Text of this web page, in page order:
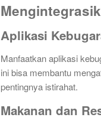
Aplikasi
Manfaatkan aplikasi
ini bisa membantu
pentingnya istirahat.
Makanan dan